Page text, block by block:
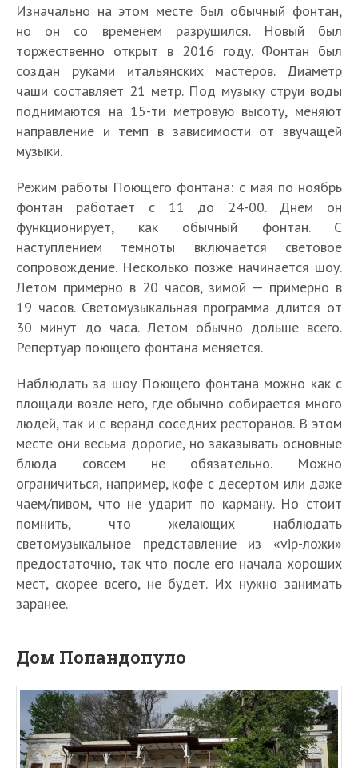
Изначально на этом месте был обычный фонтан,
но он со временем разрушился. Новый был
торжественно открыт в 2016 году. Фонтан был
создан руками итальянских мастеров. Диаметр
чаши составляет 21 метр. Под музыку струи воды
поднимаются на 15-ти метровую высоту, меняют
направление и темп в зависимости от звучащей
музыки.
Режим работы Поющего фонтана: с мая по ноябрь
фонтан работает с 11 до 24-00. Днем он
функционирует, как обычный фонтан. С
наступлением темноты включается световое
сопровождение. Несколько позже начинается шоу.
Летом примерно в 20 часов, зимой — примерно в
19 часов. Светомузыкальная программа длится от
30 минут до часа. Летом обычно дольше всего.
Репертуар поющего фонтана меняется.
Наблюдать за шоу Поющего фонтана можно как с
площади возле него, где обычно собирается много
людей, так и с веранд соседних ресторанов. В этом
месте они весьма дорогие, но заказывать основные
блюда совсем не обязательно. Можно
ограничиться, например, кофе с десертом или даже
чаем/пивом, что не ударит по карману. Но стоит
помнить, что желающих наблюдать
светомузыкальное представление из «vip-ложи»
предостаточно, так что после его начала хороших
мест, скорее всего, не будет. Их нужно занимать
заранее.
Дом Попандопуло